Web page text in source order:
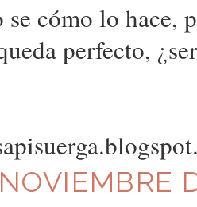
cómo lo hace,
perfecto,